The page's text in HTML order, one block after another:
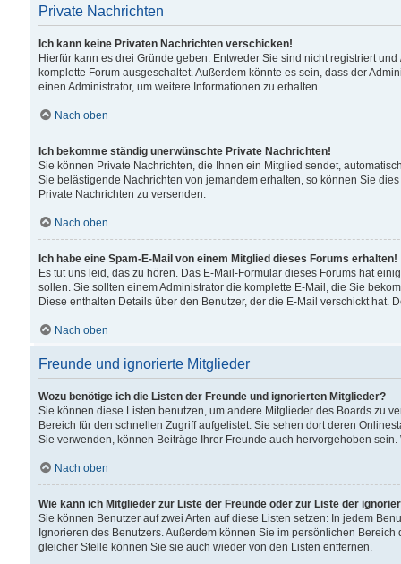
Private Nachrichten
Ich kann keine Privaten Nachrichten verschicken!
Hierfür kann es drei Gründe geben: Entweder Sie sind nicht registriert
komplette Forum ausgeschaltet. Außerdem könnte es sein, dass der
einen Administrator, um weitere Informationen zu erhalten.
Nach oben
Ich bekomme ständig unerwünschte Private Nachrichten!
Sie können Private Nachrichten, die Ihnen ein Mitglied sendet,
Sie belästigende Nachrichten von jemandem erhalten, so können Sie
Private Nachrichten zu versenden.
Nach oben
Ich habe eine Spam-E-Mail von einem Mitglied dieses Forums erhalten!
Es tut uns leid, das zu hören. Das E-Mail-Formular dieses Forums hat
sollen. Sie sollten einem Administrator die komplette E-Mail, die Sie
Diese enthalten Details über den Benutzer, der die E-Mail verschickt hat.
Nach oben
Freunde und ignorierte Mitglieder
Wozu benötige ich die Listen der Freunde und ignorierten Mitglieder?
Sie können diese Listen benutzen, um andere Mitglieder des Boards zu
Bereich für den schnellen Zugriff aufgelistet. Sie sehen dort deren
Sie verwenden, können Beiträge Ihrer Freunde auch hervorgehoben
Nach oben
Wie kann ich Mitglieder zur Liste der Freunde oder zur Liste der
Sie können Benutzer auf zwei Arten auf diese Listen setzen: In jedem
Ignorieren des Benutzers. Außerdem können Sie im persönlichen
gleicher Stelle können Sie sie auch wieder von den Listen entfernen.